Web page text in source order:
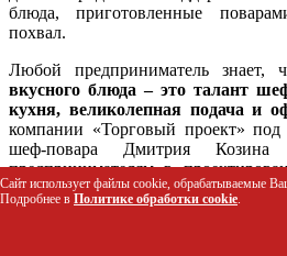
блюда, приготовленные
похвал.
Любой предприниматель знает,
вкусного блюда – это талант
кухня, великолепная подача и
компании «Торговый проект» под
шеф-повара Дмитрия
предпринимателям в
оборудования, разработке
построении технологической карты.
Сайт использует файлы cookie, обрабатываемые
Подробнее в Политике обработки cookie.